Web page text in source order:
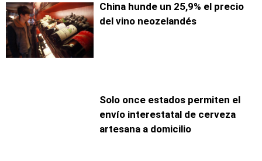
China hunde un 25,9% el precio
del vino neozelandés
Solo once estados permiten el
envío interestatal de cerveza
artesana a domicilio